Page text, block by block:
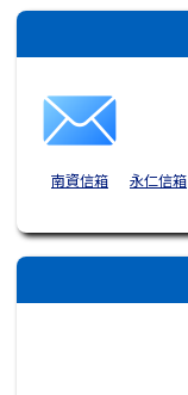
右邊區域內容
南資信箱 永仁信箱